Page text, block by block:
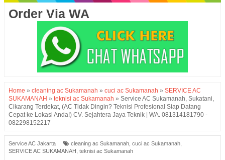
Order Via WA
Home » cleaning ac Sukamanah » cuci ac Sukamanah » SERVICE AC
SUKAMANAH » teknisi ac Sukamanah » Service AC Sukamanah, Sukatani,
Cikarang Terdekat, (AC Tidak Dingin? Teknisi Profesional Siap Datang
Cepat ke Lokasi Anda!) CV. Sejahtera Jaya Teknik | WA. 081314181790 -
082298152217
Service AC Jakarta cleaning ac Sukamanah cuci ac Sukamanah
SERVICE AC SUKAMANAH teknisi ac Sukamanah